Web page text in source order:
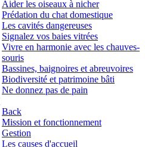
Aider les oiseaux à nicher
Prédation du chat domestique
Les cavités dangereuses
Signalez vos baies vitrées
Vivre en harmonie avec les chauves-
souris
Bassines, baignoires et abreuvoires
Biodiversité et patrimoine bâti
Ne donnez pas de pain
Back
Mission et fonctionnement
Gestion
Les causes d'accueil